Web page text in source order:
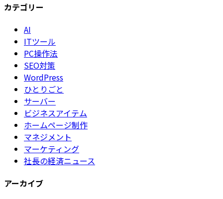
カテゴリー
AI
ITツール
PC操作法
SEO対策
WordPress
ひとりごと
サーバー
ビジネスアイテム
ホームページ制作
マネジメント
マーケティング
社長の経済ニュース
アーカイブ